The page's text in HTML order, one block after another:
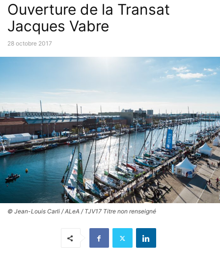
Ouverture de la Transat
Jacques Vabre
28 octobre 2017
© Jean-Louis Carli / ALeA / TJV17 Titre non renseigné